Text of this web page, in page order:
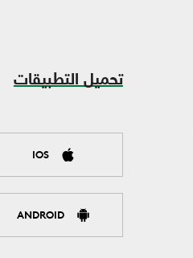
تحميل التطبيقات
IOS
ANDROID